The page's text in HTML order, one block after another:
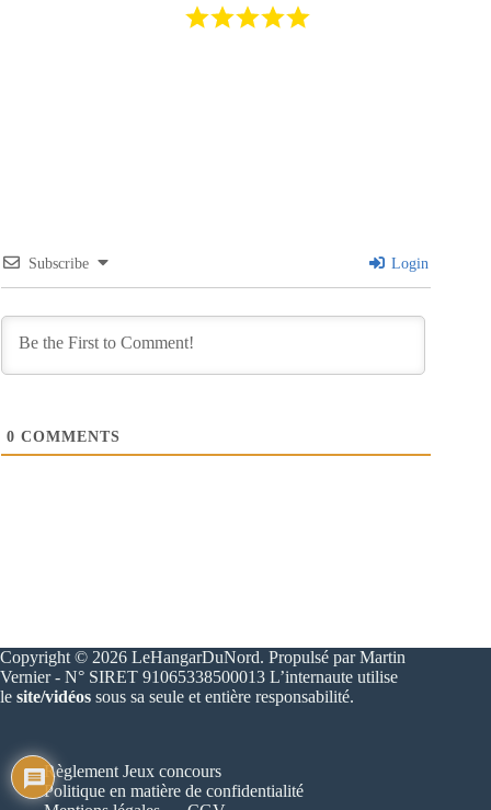
Subscribe Login
0 COMMENTS
Copyright © 2026 LeHangarDuNord. Propulsé par Martin
Vernier - N° SIRET 91065338500013 L’internaute utilise
le site/vidéos sous sa seule et entière responsabilité.
Règlement Jeux concours
Politique en matière de confidentialité